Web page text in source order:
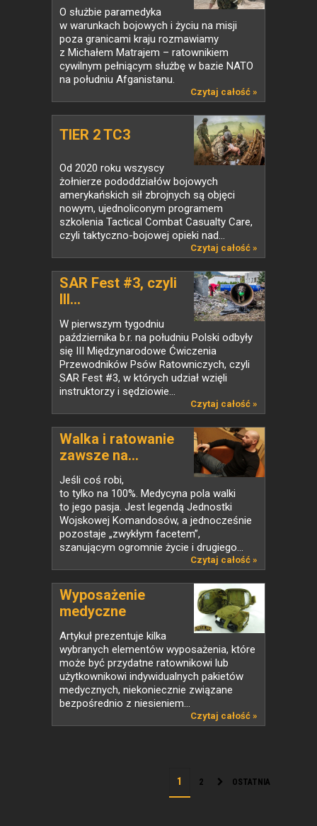
O służbie paramedyka
w warunkach bojowych i życiu na misji
poza granicami kraju rozmawiamy
z Michałem Matrajem – ratownikiem
cywilnym pełniącym służbę w bazie NATO
na południu Afganistanu.
Czytaj całość »
TIER 2 TC3
Od 2020 roku wszyscy
żołnierze pododdziałów bojowych
amerykańskich sił zbrojnych są objęci
nowym, ujednoliconym programem
szkolenia Tactical Combat Casualty Care,
czyli taktyczno-bojowej opieki nad...
Czytaj całość »
SAR Fest #3, czyli
III...
W pierwszym tygodniu
października b.r. na południu Polski odbyły
się III Międzynarodowe Ćwiczenia
Przewodników Psów Ratowniczych, czyli
SAR Fest #3, w których udział wzięli
instruktorzy i sędziowie...
Czytaj całość »
Walka i ratowanie
zawsze na...
Jeśli coś robi,
to tylko na 100%. Medycyna pola walki
to jego pasja. Jest legendą Jednostki
Wojskowej Komandosów, a jednocześnie
pozostaje „zwykłym facetem”,
szanującym ogromnie życie i drugiego...
Czytaj całość »
Wyposażenie
medyczne
Artykuł prezentuje kilka
wybranych elementów wyposażenia, które
może być przydatne ratownikowi lub
użytkownikowi indywidualnych pakietów
medycznych, niekoniecznie związane
bezpośrednio z niesieniem...
Czytaj całość »
2 OSTATNIA